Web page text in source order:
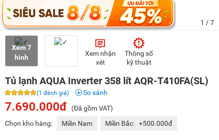
1 / 7
Xem 7
hình
Xem nhận
xét
Thông số
kỹ thuật
Tủ lạnh AQUA Inverter 358 lít AQR-T410FA(SL)
(1 đánh giá) So sánh
7.690.000đ
(Đã gồm VAT)
Chọn kho hàng:
Miền Nam Miền Bắc: +500.000đ